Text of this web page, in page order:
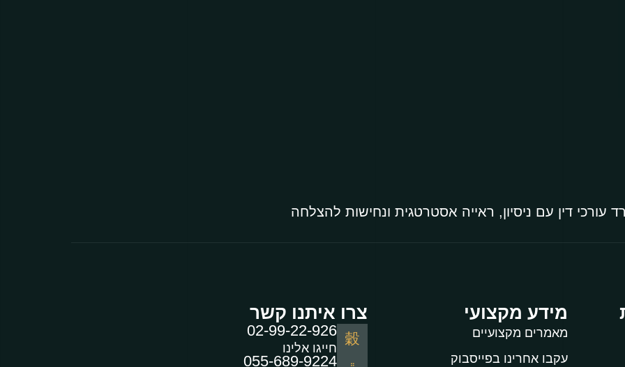
עורכי דין עם ניסיון, ראייה אסטרטגית ונחישות להצלחה
מידע מקצועי
מאמרים מקצועיים
עקבו אחרינו בפייסבוק
צרו איתנו קשר
02-99-22-926
חייגו אלינו
055-689-9224